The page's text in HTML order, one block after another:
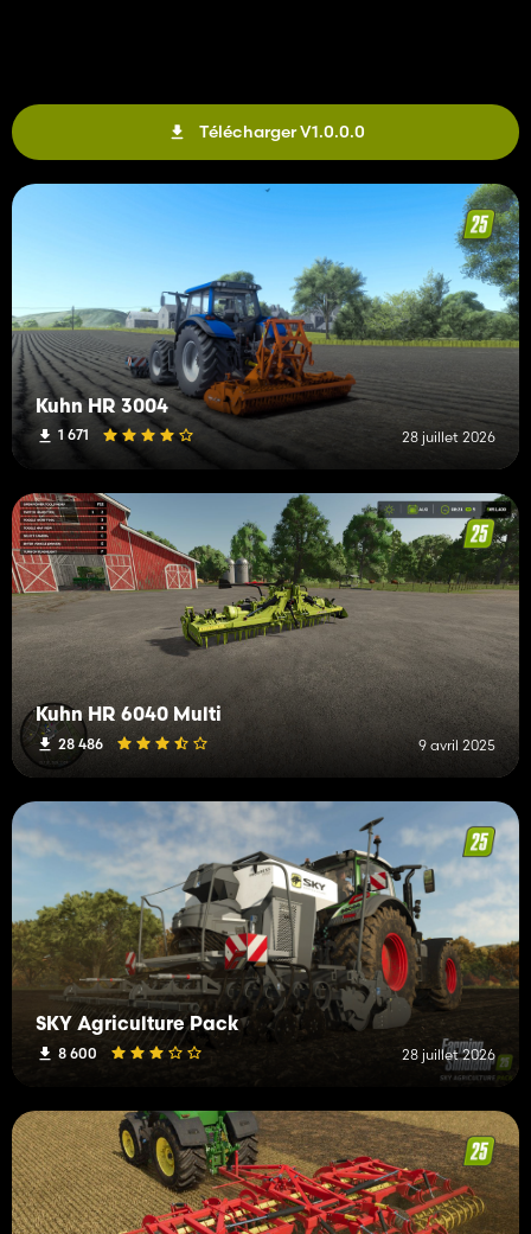
Télécharger V1.0.0.0
Kuhn HR 3004
1 671 28 juillet 2026
Kuhn HR 6040 Multi
28 486 9 avril 2025
SKY Agriculture Pack
8 600 28 juillet 2026